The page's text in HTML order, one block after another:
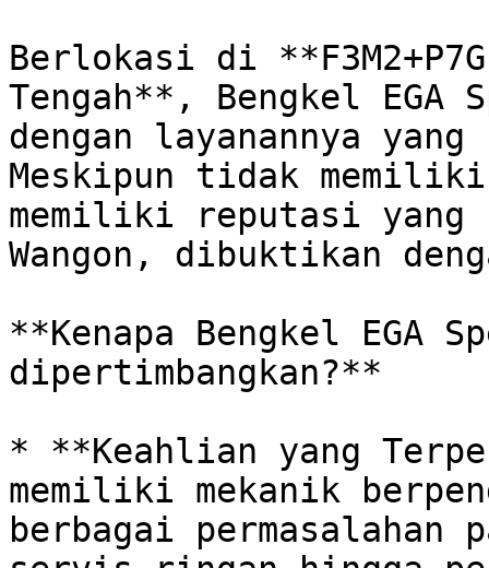
Berlokasi di
Tengah**, Bengkel EGA
dengan layanannya
Meskipun tidak
memiliki reputasi yang
Wangon, dibuktikan
**Kenapa Bengkel EGA
dipertimbangkan?**
* **Keahlian yang
memiliki mekanik
berbagai